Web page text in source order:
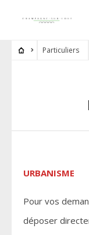
Particuliers
URBANISME
Pour vos
déposer